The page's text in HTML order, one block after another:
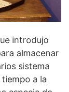
introdujo
almacenar
sistema
a la